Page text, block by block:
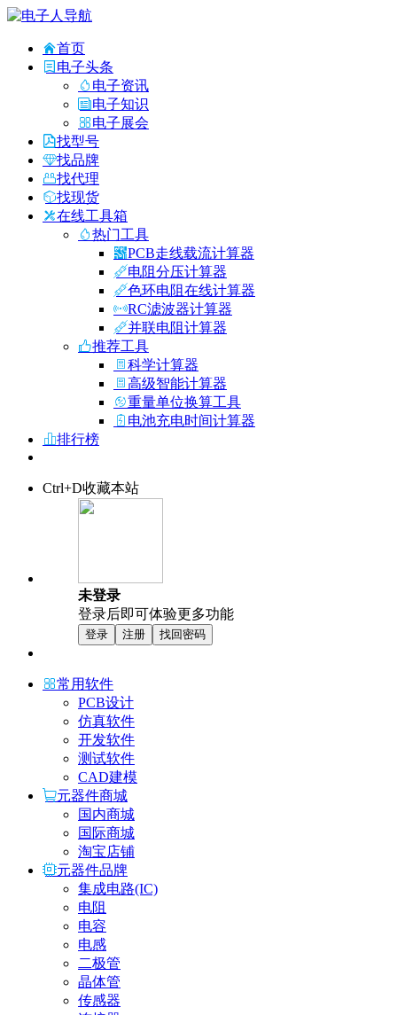
首页
电子头条
电子资讯
电子知识
电子展会
找型号
找品牌
找代理
找现货
在线工具箱
热门工具
PCB走线载流计算器
电阻分压计算器
色环电阻在线计算器
RC滤波器计算器
并联电阻计算器
推荐工具
科学计算器
高级智能计算器
重量单位换算工具
电池充电时间计算器
排行榜
Ctrl+D收藏本站
未登录
登录后即可体验更多功能
登录 注册 找回密码
常用软件
PCB设计
仿真软件
开发软件
测试软件
CAD建模
元器件商城
国内商城
国际商城
淘宝店铺
元器件品牌
集成电路(IC)
电阻
电容
电感
二极管
晶体管
传感器